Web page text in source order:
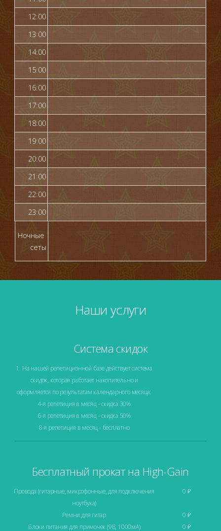
Ночные
сеты
12:00
13:00
14:00
15:00
16:00
17:00
18:00
19:00
20:00
21:00
22:00
23:00
Наши услуги
Система скидок
1. На нашей репетиционной базе действует система
скидок, которая работает накопительно и
оформляется по результатам календарного месяца:
4-я репетиция в месяц - скидка 30%
6-я репетиция в месяц - скидка 50%
8-я репетиция в месяц - бесплатно
Бесплатный прокат на High-Gain
Провода (гитарные, микрофонные, для подключения
ноутбука)
0 ₽
Ремни для гитар
0 ₽
Блоки питания для примочек (9В, 1000мА)
0 ₽